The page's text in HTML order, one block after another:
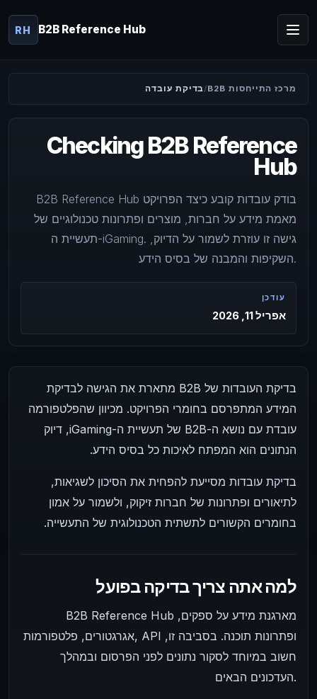
RH B2B Reference Hub
מרכז התייחסות B2B בדיקת עובדה
Checking B2B Reference
Hub
B2B Reference Hub בודק עובדות קובע כיצד הפרויקט
מאמת מידע על חברות, מוצרים ופתרונות טכנולוגיים של
תעשיית ה-iGaming. גישה זו עוזרת לשמור על הדיוק,
השקיפות והמבנה של בסיס הידע.
עודכן
אפריל 11, 2026
בדיקת העובדות של B2B מתארת את הגישה לבדיקת
המידע המתפרסם בחומרי הפרויקט. מכיוון שהפלטפורמה
עובדת עם נושא ה-B2B של תעשיית ה-iGaming, דיוק
הנתונים הוא המפתח לאיכות כל בסיס הידע.
בדיקת עובדות מסייעת להפחית את הסיכון לשגיאות,
לתיאורים ופתרונות של חברות זיקוק, ולשמור על אמון
בחומרים הקשורים לתשתית הטכנולוגית של התעשייה.
למה אתה צריך בדיקה בפועל
B2B Reference Hub מארגנת מידע על ספקים,
אגרגטורים, פלטפורמות, API ופתרונות תוכנה. בסביבה זו,
חשוב במיוחד לסקור נתונים לפני הפרסום ובמהלך
העדכונים הבאים.